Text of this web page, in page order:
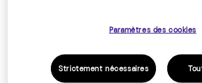
inconsciemment, laculture d’entreprise
matériels (logo, produits, lieux…) que
immatériels (représentations et valeurs).
Paramètres des cookies
Strictement nécessaires